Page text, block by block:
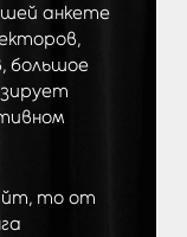
анкете
большое
то от